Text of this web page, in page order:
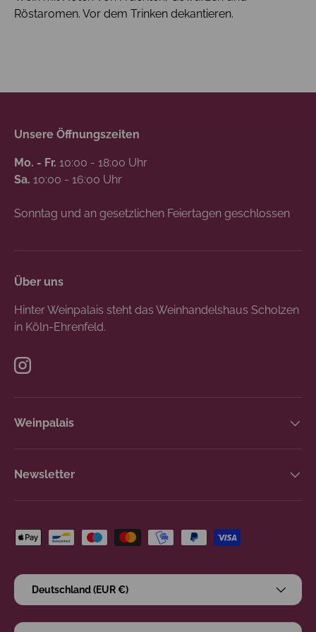
Röstaromen. Vor dem Trinken dekantieren.
Unsere Öffnungszeiten
Mo. - Fr. 10:00 - 18:00 Uhr
Sa. 10:00 - 16:00 Uhr
Sonntag und an gesetzlichen Feiertagen geschlossen
Über uns
Hinter Weinpalais steht das Weinhandelshaus Scholzen
in Köln-Ehrenfeld.
Instagram
Weinpalais
Newsletter
Zahlungsmethoden
Land/Region
Deutschland (EUR €)
Sprache